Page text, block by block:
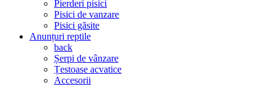
Pierderi pisici
Pisici de vanzare
Pisici gãsite
Anunțuri reptile
back
Șerpi de vânzare
Țestoase acvatice
Accesorii